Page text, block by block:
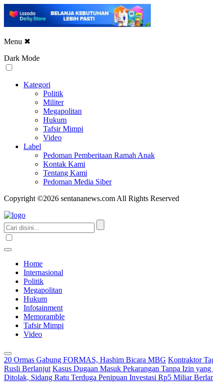
Menu ✖
Dark Mode
Kategori
Politik
Militer
Megapolitan
Hukum
Tafsir Mimpi
Video
Label
Pedoman Pemberitaan Ramah Anak
Kontak Kami
Tentang Kami
Pedoman Media Siber
Copyright ©2026 sentananews.com All Rights Reserved
Home
Internasional
Politik
Megapolitan
Hukum
Infotainment
Memoramble
Tafsir Mimpi
Video
20 Ormas Gabung FORMAS, Hashim Bicara MBG Kontraktor
Rusli Berlanjut Kasus Dugaan Masuk Pekarangan Tanpa Izin
Ditolak, Sidang Ratu Terduga Penipuan Investasi Rp5 Miliar